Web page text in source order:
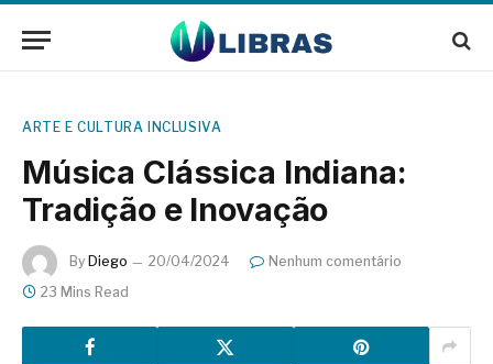
ARTE E CULTURA INCLUSIVA
Música Clássica Indiana:
Tradição e Inovação
By Diego 20/04/2024
Nenhum comentário
23 Mins Read